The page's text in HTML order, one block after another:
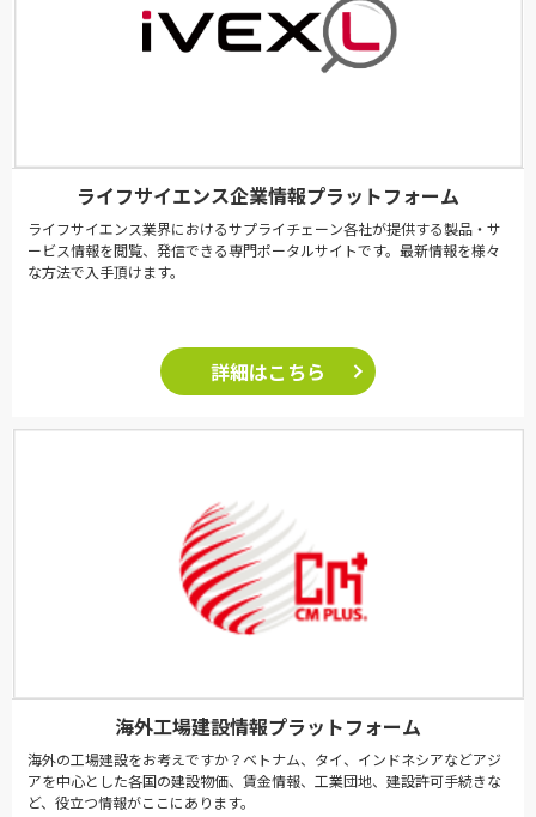
ライフサイエンス企業情報プラットフォーム
ライフサイエンス業界におけるサプライチェーン各社が提供する製品・サ
ービス情報を閲覧、発信できる専門ポータルサイトです。最新情報を様々
な方法で入手頂けます。
詳細はこちら
海外工場建設情報プラットフォーム
海外の工場建設をお考えですか？ベトナム、タイ、インドネシアなどアジ
アを中心とした各国の建設物価、賃金情報、工業団地、建設許可手続きな
ど、役立つ情報がここにあります。